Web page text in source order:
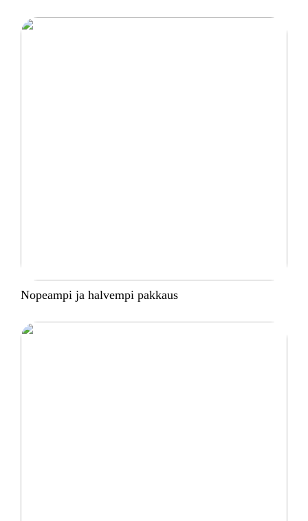
Nopeampi ja halvempi pakkaus